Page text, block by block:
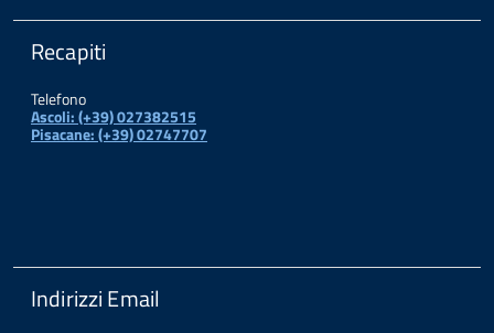
Recapiti
Telefono
Ascoli: (+39) 027382515
Pisacane: (+39) 02747707
Indirizzi Email